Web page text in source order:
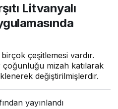
uygulamasında yakayı
ele verdi
Litvanyalı
çeşitlemesi vardır.
mizah katılarak
değiştirilmişlerdir.
yayınlandı